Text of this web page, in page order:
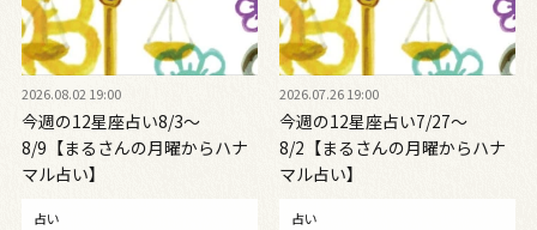
2026.08.02 19:00
今週の12星座占い8/3～
8/9【まるさんの月曜からハナ
マル占い】
占い
2026.07.26 19:00
今週の12星座占い7/27～
8/2【まるさんの月曜からハナ
マル占い】
占い